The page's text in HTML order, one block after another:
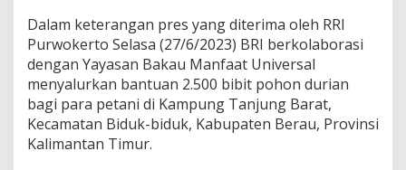
Dalam keterangan pres yang diterima oleh RRI
Purwokerto Selasa (27/6/2023) BRI berkolaborasi
dengan Yayasan Bakau Manfaat Universal
menyalurkan bantuan 2.500 bibit pohon durian
bagi para petani di Kampung Tanjung Barat,
Kecamatan Biduk-biduk, Kabupaten Berau, Provinsi
Kalimantan Timur.